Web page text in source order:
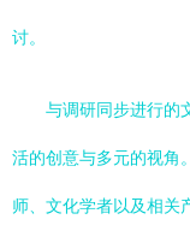
讨。
与调研同步进行的
活的创意与多元的视角
师、文化学者以及相关